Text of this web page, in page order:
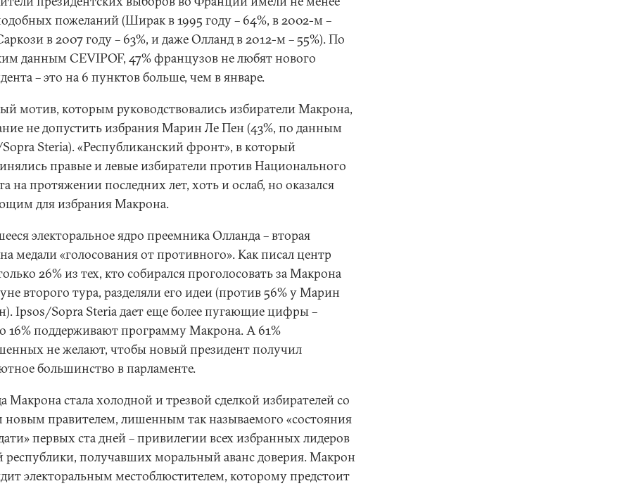
пожеланий (Ширак в 1995 году – 64%, в 2002-м –
в 2007 году – 63%, и даже Олланд в 2012-м – 55%). По
данным СЕVIPOF, 47% французов не любят нового
– это на 6 пунктов больше, чем в январе.
мотив, которым руководствовались избиратели Макрона,
не допустить избрания Марин Ле Пен (43%, по данным
Steria). «Республиканский фронт», в который
правые и левые избиратели против Национального
на протяжении последних лет, хоть и ослаб, но оказался
для избрания Макрона.
электоральное ядро преемника Олланда – вторая
медали «голосования от противного». Как писал центр
26% из тех, кто собирался проголосовать за Макрона
второго тура, разделяли его идеи (против 56% у Марин
Ipsos/Sopra Steria дает еще более пугающие цифры –
16% поддерживают программу Макрона. А 61%
не желают, чтобы новый президент получил
большинство в парламенте.
Макрона стала холодной и трезвой сделкой избирателей со
новым правителем, лишенным так называемого «состояния
первых ста дней – привилегии всех избранных лидеров
республики, получавших моральный аванс доверия. Макрон
электоральным местоблюстителем, которому предстоит